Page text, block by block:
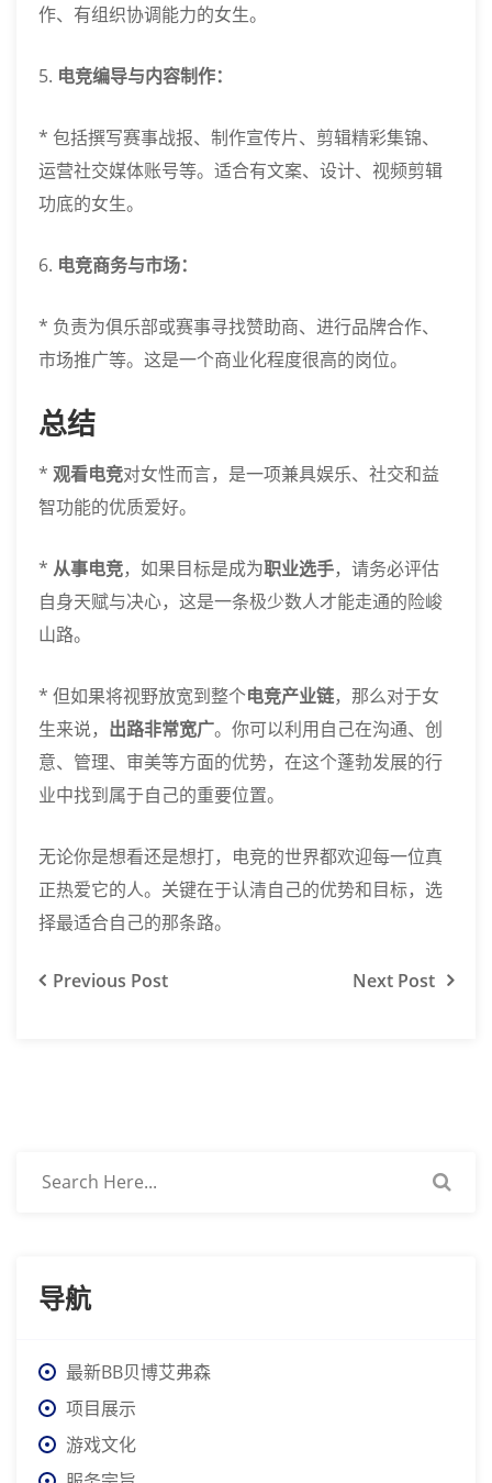
作、有组织协调能力的女生。
5. 电竞编导与内容制作：
* 包括撰写赛事战报、制作宣传片、剪辑精彩集锦、
运营社交媒体账号等。适合有文案、设计、视频剪辑
功底的女生。
6. 电竞商务与市场：
* 负责为俱乐部或赛事寻找赞助商、进行品牌合作、
市场推广等。这是一个商业化程度很高的岗位。
总结
* 观看电竞对女性而言，是一项兼具娱乐、社交和益
智功能的优质爱好。
* 从事电竞，如果目标是成为职业选手，请务必评估
自身天赋与决心，这是一条极少数人才能走通的险峻
山路。
* 但如果将视野放宽到整个电竞产业链，那么对于女
生来说， 出路非常宽广。你可以利用自己在沟通、创
意、管理、审美等方面的优势，在这个蓬勃发展的行
业中找到属于自己的重要位置。
无论你是想看还是想打，电竞的世界都欢迎每一位真
正热爱它的人。关键在于认清自己的优势和目标，选
择最适合自己的那条路。
Previous Post Next Post
导航
最新BB贝博艾弗森
项目展示
游戏文化